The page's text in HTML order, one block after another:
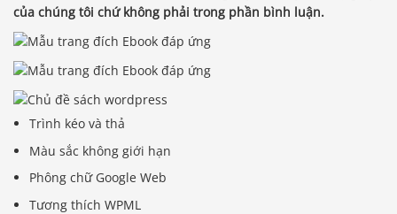
của chúng tôi chứ không phải trong phần bình luận.
Trình kéo và thả
Màu sắc không giới hạn
Phông chữ Google Web
Tương thích WPML